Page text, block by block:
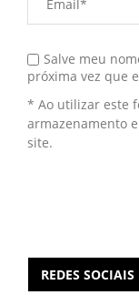
Salve meu
próxima vez que
* Ao utilizar este
armazenamento
site.
REDES SOCIAIS